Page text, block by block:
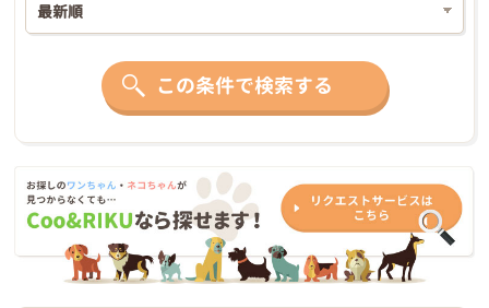
この条件で検索する